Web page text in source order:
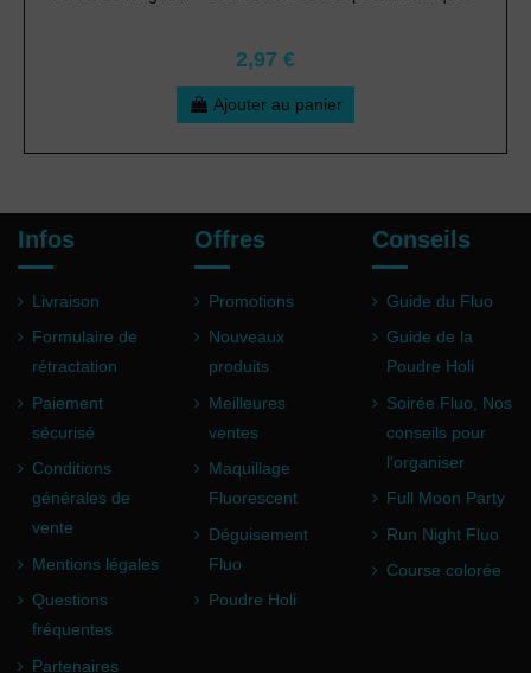
2,97 €
Ajouter au panier
Infos
Livraison
Formulaire de
rétractation
Paiement
sécurisé
Conditions
générales de
vente
Mentions légales
Questions
fréquentes
Partenaires
Offres
Promotions
Nouveaux
produits
Meilleures
ventes
Maquillage
Fluorescent
Déguisement
Fluo
Poudre Holi
Conseils
Guide du Fluo
Guide de la
Poudre Holi
Soirée Fluo, Nos
conseils pour
l'organiser
Full Moon Party
Run Night Fluo
Course colorée